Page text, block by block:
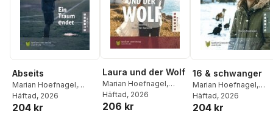
Abseits
Marian Hoefnagel,
Spaß am Lesen Verlag
Häftad, 2026
204 kr
Laura und der Wolf
Marian Hoefnagel,
Spaß am Lesen Verlag
Häftad, 2026
206 kr
16 & schwanger
Marian Hoefnagel,
Spaß am Lesen Verlag
Häftad, 2026
204 kr